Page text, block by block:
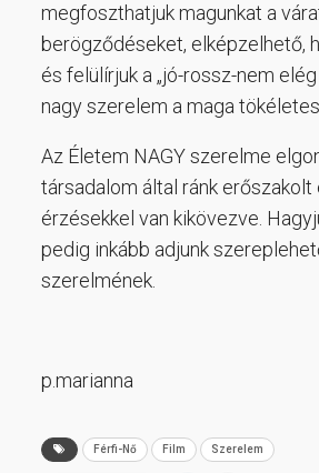
megfoszthatjuk magunkat a
berögződéseket, elképzelhető,
és felülírjuk a „jó-rossz-nem
nagy szerelem a maga
Az Életem NAGY szerelme
társadalom által ránk
érzésekkel van kikövezve.
pedig inkább adjunk
szerelmének.
p.marianna
Férfi-Nő Film Szerelem